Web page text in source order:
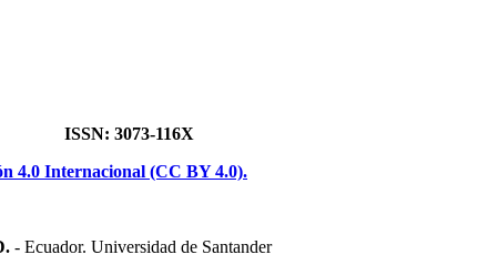
ISSN: 3073-116X
4.0 Internacional (CC BY 4.0).
- Ecuador. Universidad de Santander